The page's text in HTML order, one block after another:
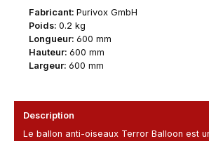
Fabricant: Purivox GmbH
Poids: 0.2 kg
Longueur: 600 mm
Hauteur: 600 mm
Largeur: 600 mm
Description
Le ballon anti-oiseaux Terror Balloon est